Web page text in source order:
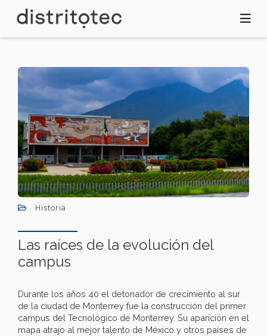
principal
Historia
Las raíces de la evolución del
campus
Durante los años 40 el detonador de crecimiento al sur
de la ciudad de Monterrey fue la construcción del primer
campus del Tecnológico de Monterrey. Su aparición en el
mapa atrajo al mejor talento de México y otros países de